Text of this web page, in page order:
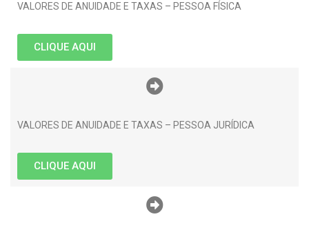
VALORES DE ANUIDADE E TAXAS – PESSOA FÍSICA
CLIQUE AQUI
VALORES DE ANUIDADE E TAXAS – PESSOA JURÍDICA
CLIQUE AQUI